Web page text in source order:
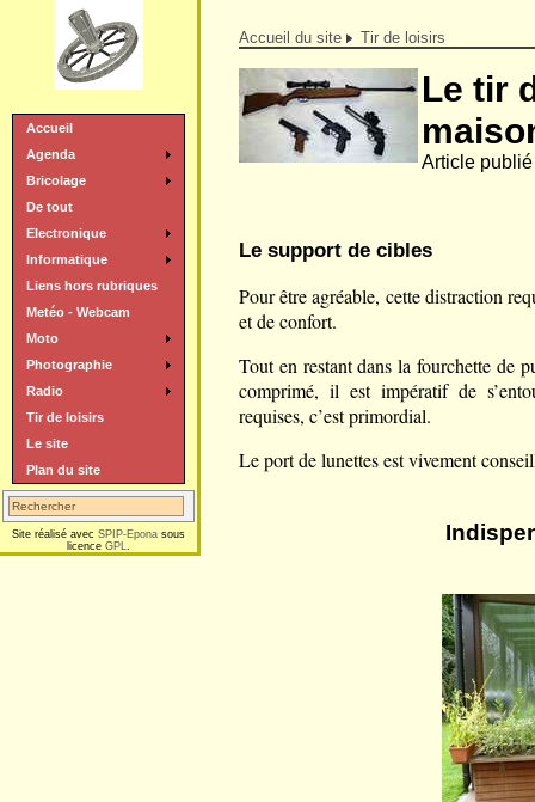
Accueil du site Tir de loisirs
Le tir
Article
Le support de cibles
Pour être agréable, cette distraction
et de confort.
Tout en restant dans la fourchette de
comprimé, il est impératif de
requises, c’est primordial.
Le port de lunettes est vivement
Accueil
Agenda
Bricolage
De tout
Electronique
Informatique
Liens hors rubriques
Metéo - Webcam
Moto
Photographie
Radio
Tir de loisirs
Le site
Plan du site
Site réalisé avec SPIP-Epona sous
licence GPL.